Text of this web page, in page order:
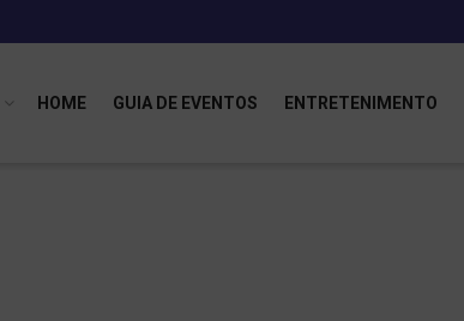
HOME GUIA DE EVENTOS ENTRETENIMENTO